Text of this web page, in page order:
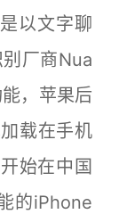
以文字聊
厂商Nua
，苹果后
载在手机
始在中国
的iPhone